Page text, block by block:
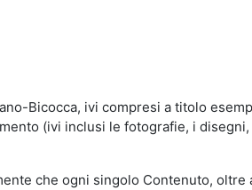
Bicocca, ivi compresi a titolo
(ivi inclusi le fotografie, i
che ogni singolo Contenuto,